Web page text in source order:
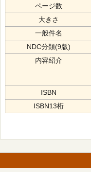
ページ数
大きさ
一般件名
NDC分類(9版)
内容紹介
ISBN
ISBN13桁